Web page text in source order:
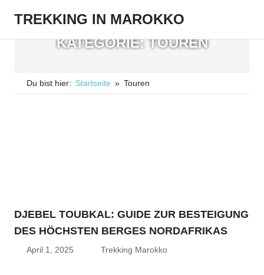
TREKKING IN MAROKKO
Größtes
deutschsprachiges
Tipps
KATEGORIE:TOUREN
Du bist hier: Startseite Touren
DJEBEL TOUBKAL: GUIDE ZUR BESTEIGUNG
DES HÖCHSTEN BERGES NORDAFRIKAS
April 1, 2025 Trekking Marokko